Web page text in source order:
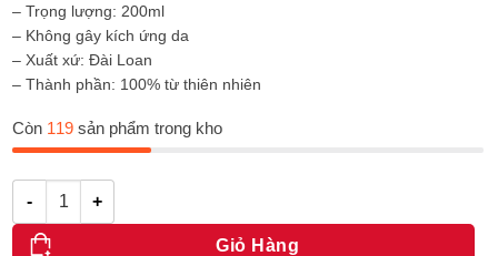
– Trọng lượng: 200ml
– Không gây kích ứng da
– Xuất xứ: Đài Loan
– Thành phần: 100% từ thiên nhiên
Còn 119 sản phẩm trong kho
Số lượng
Giỏ Hàng